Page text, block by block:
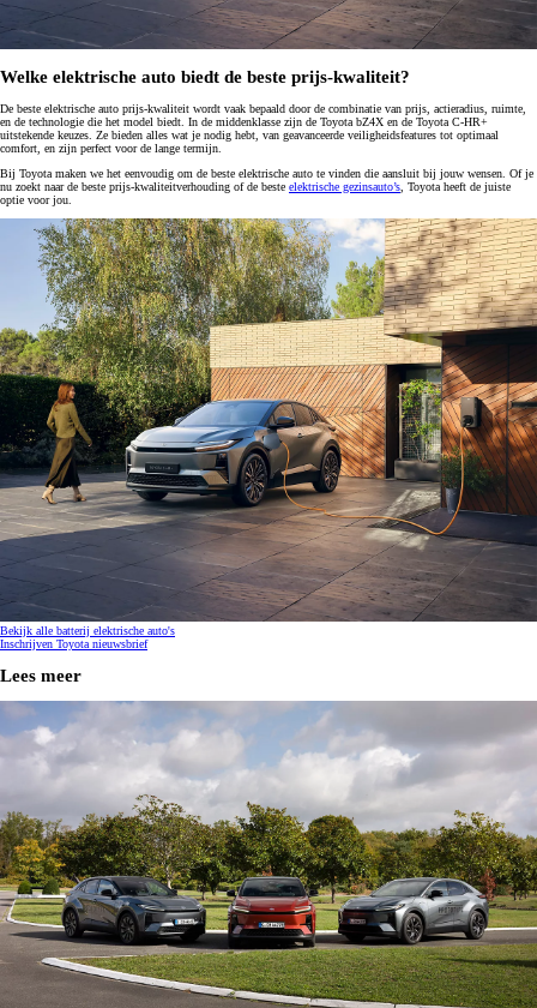
Welke elektrische auto biedt de beste prijs-kwaliteit?
De beste elektrische auto prijs-kwaliteit wordt vaak bepaald door de combinatie van prijs, actieradius, ruimte,
en de technologie die het model biedt. In de middenklasse zijn de Toyota bZ4X en de Toyota C-HR+
uitstekende keuzes. Ze bieden alles wat je nodig hebt, van geavanceerde veiligheidsfeatures tot optimaal
comfort, en zijn perfect voor de lange termijn.
Bij Toyota maken we het eenvoudig om de beste elektrische auto te vinden die aansluit bij jouw wensen. Of je
nu zoekt naar de beste prijs-kwaliteitverhouding of de beste elektrische gezinsauto’s, Toyota heeft de juiste
optie voor jou.
Bekijk alle batterij elektrische auto's
Inschrijven Toyota nieuwsbrief
Lees meer